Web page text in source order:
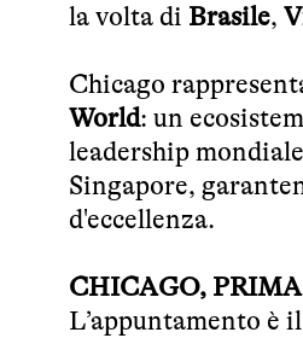
la volta di Brasile,
Chicago
World: un
leadership
Singapore,
d'eccellenza.
CHICAGO,
L’appuntamento è